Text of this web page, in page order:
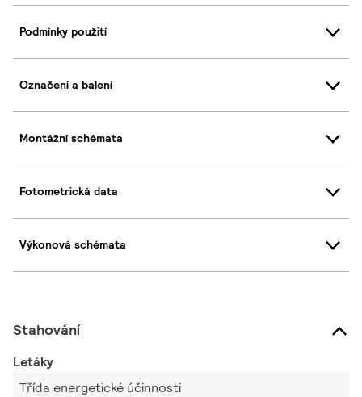
Podmínky použití
Označení a balení
Montážní schémata
Fotometrická data
Výkonová schémata
Stahování
Letáky
Třída energetické účinnosti